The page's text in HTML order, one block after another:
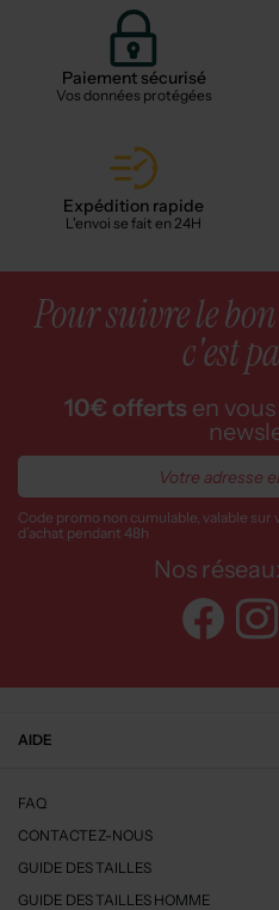
Paiement sécurisé
Vos données protégées
Expédition rapide
L'envoi se fait en 24H
Pour suivre le
c'est
10€ offerts en
Code promo non cumulable, valable
d’achat pendant 48h
Nos
AIDE
FAQ
CONTACTEZ-NOUS
GUIDE DES TAILLES
GUIDE DES TAILLES HOMME